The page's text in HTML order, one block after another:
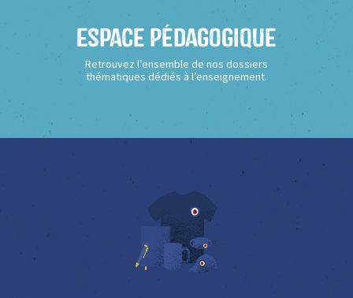
Espace Pédagogique
Retrouvez l’ensemble de nos dossiers
thématiques dédiés à l’enseignement.